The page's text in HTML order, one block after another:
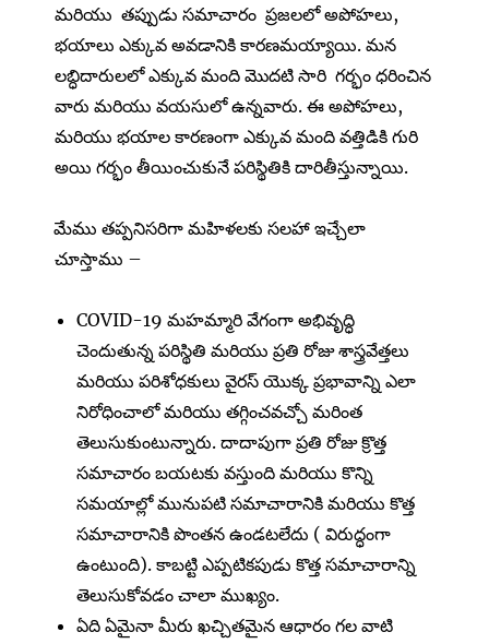
మరియు తప్పుడు సమాచారం ప్రజలలో అపోహలు,
భయాలు ఎక్కువ అవడానికి కారణమయ్యాయి. మన
లబ్ధిదారులలో ఎక్కువ మంది మొదటి సారి గర్భం ధరించిన
వారు మరియు వయసులో ఉన్నవారు. ఈ అపోహలు,
మరియు భయాల కారణంగా ఎక్కువ మంది వత్తిడికి గురి
అయి గర్భం తీయించుకునే పరిస్థితికి దారితీస్తున్నాయి.
మేము తప్పనిసరిగా మహిళలకు సలహా ఇచ్చేలా
చూస్తాము –
COVID-19 మహమ్మారి వేగంగా అభివృద్ధి
చెందుతున్న పరిస్థితి మరియు ప్రతి రోజు శాస్త్రవేత్తలు
మరియు పరిశోధకులు వైరస్ యొక్క ప్రభావాన్ని ఎలా
నిరోధించాలో మరియు తగ్గించవచ్చో మరింత
తెలుసుకుంటున్నారు. దాదాపుగా ప్రతి రోజు క్రొత్త
సమాచారం బయటకు వస్తుంది మరియు కొన్ని
సమయాల్లో మునుపటి సమాచారానికి మరియు కొత్త
సమాచారానికి పొంతన ఉండటలేదు ( విరుద్ధంగా
ఉంటుంది). కాబట్టి ఎప్పటికపుడు కొత్త సమాచారాన్ని
తెలుసుకోవడం చాలా ముఖ్యం.
ఏది ఏమైనా మీరు ఖచ్చితమైన ఆధారం గల వాటి